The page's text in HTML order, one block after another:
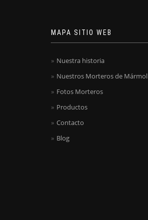
MAPA SITIO WEB
Nuestra historia
Nuestros Morteros de Mármol
Fotos Morteros
Productos
Contacto
Blog